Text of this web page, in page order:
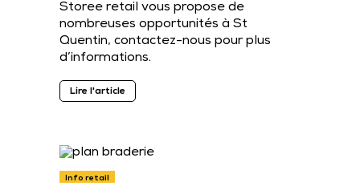
Storee retail vous propose de
nombreuses opportunités à St
Quentin, contactez-nous pour plus
d’informations.
Lire l'article
Info retail